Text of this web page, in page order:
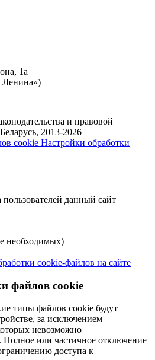
1а
Ленина»)
и правовой
2013-2026
cookie Настройки обработки
пользователей данный сайт
необходимых)
cookie-файлов на сайте
файлов cookie
типы файлов cookie будут
за исключением
невозможно
или частичное отключение
доступа к